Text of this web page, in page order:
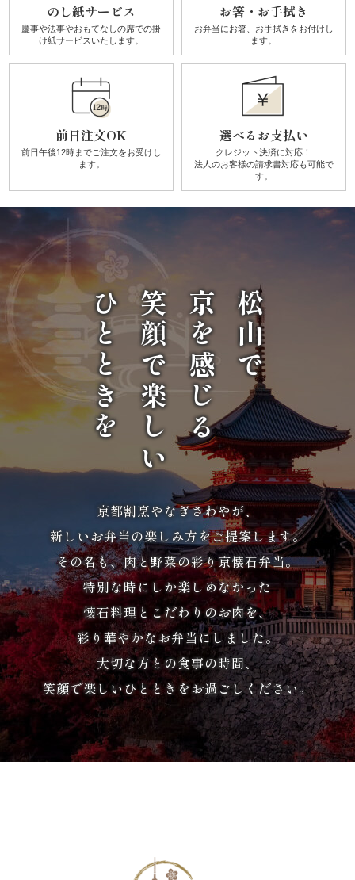
す
け
物・
げ》
リ
ー
ズ
シ
選
ぶ
家
族
のし紙サービス
慶事や法事やおもてなしの席での掛
け紙サービスいたします。
お箸・お手拭き
お弁当にお箸、お手拭きをお付けし
ます。
前日注文OK
前日午後12時までご注文をお受けし
ます。
選べるお支払い
クレジット決済に対応！
法人のお客様の請求書対応も可能で
す。
松山で
京を感じる
笑顔で楽しい
ひとときを
京都割烹やなぎさわやが、
新しいお弁当の楽しみ方をご提案します。
その名も、肉と野菜の彩り京懐石弁当。
特別な時にしか楽しめなかった
懐石料理とこだわりのお肉を、
彩り華やかなお弁当にしました。
大切な方との食事の時間、
笑顔で楽しいひとときをお過ごしください。